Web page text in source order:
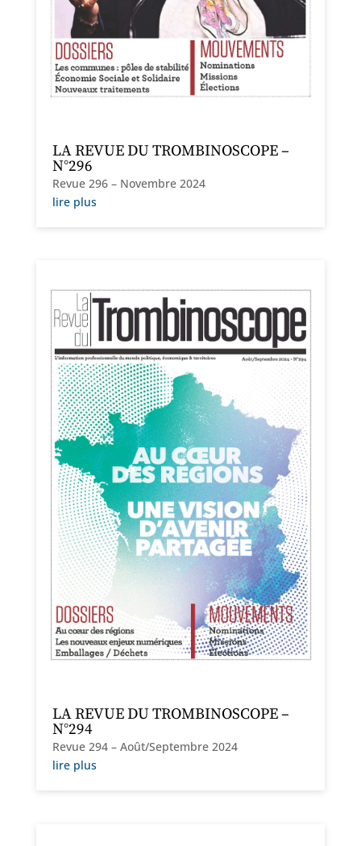
LA REVUE DU TROMBINOSCOPE –
N°296
Revue 296 – Novembre 2024
lire plus
LA REVUE DU TROMBINOSCOPE –
N°294
Revue 294 – Août/Septembre 2024
lire plus